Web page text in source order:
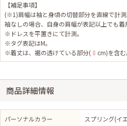
【補足事項】
(※1)肩幅は袖と身頃の切替部分を直線で計測
袖なしの場合、自身の肩幅が表記以上でも着
※ドレスを平置きにて計測。
※タグ表記はM。
※着丈は、裾の透けている部分( 8 cm)を含む
商品詳細情報
パーソナルカラー スプリング(イ